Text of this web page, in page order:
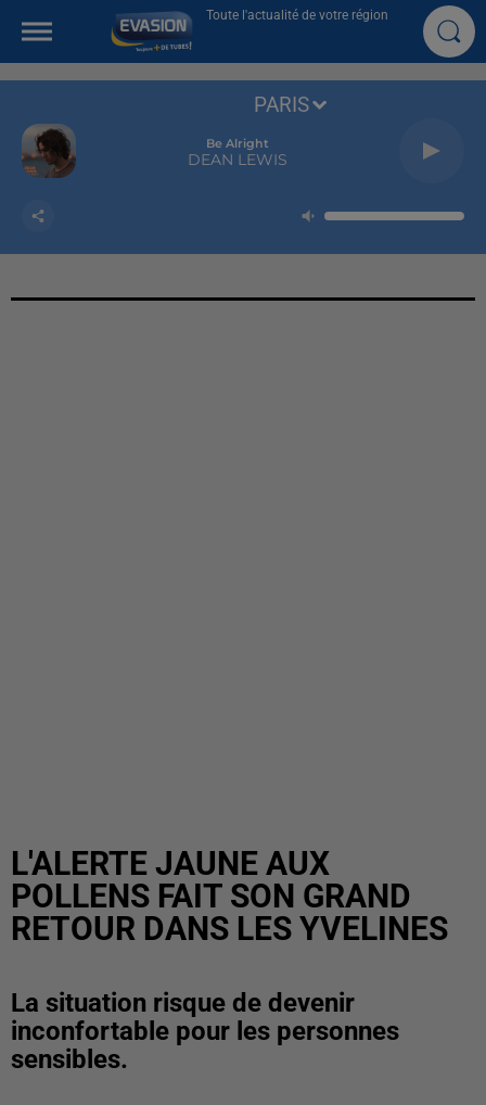
Toute l'actualité de votre région
Be Alright
DEAN LEWIS
PARIS
L'ALERTE JAUNE AUX
POLLENS FAIT SON GRAND
RETOUR DANS LES YVELINES
La situation risque de devenir
inconfortable pour les personnes
sensibles.